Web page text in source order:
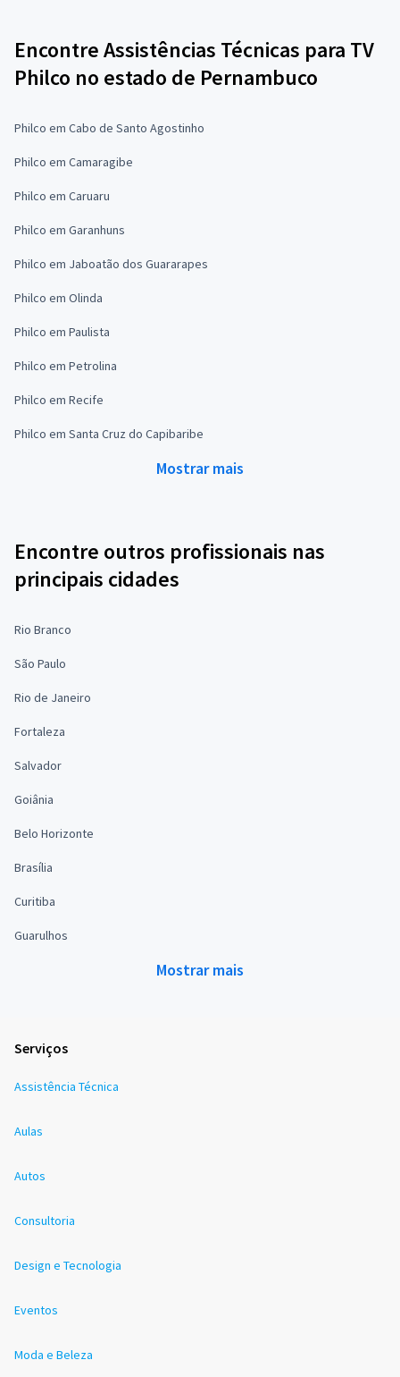
Encontre Assistências Técnicas para TV
Philco no estado de Pernambuco
Philco em Cabo de Santo Agostinho
Philco em Camaragibe
Philco em Caruaru
Philco em Garanhuns
Philco em Jaboatão dos Guararapes
Philco em Olinda
Philco em Paulista
Philco em Petrolina
Philco em Recife
Philco em Santa Cruz do Capibaribe
Mostrar mais
Encontre outros profissionais nas
principais cidades
Rio Branco
São Paulo
Rio de Janeiro
Fortaleza
Salvador
Goiânia
Belo Horizonte
Brasília
Curitiba
Guarulhos
Mostrar mais
Serviços
Assistência Técnica
Aulas
Autos
Consultoria
Design e Tecnologia
Eventos
Moda e Beleza